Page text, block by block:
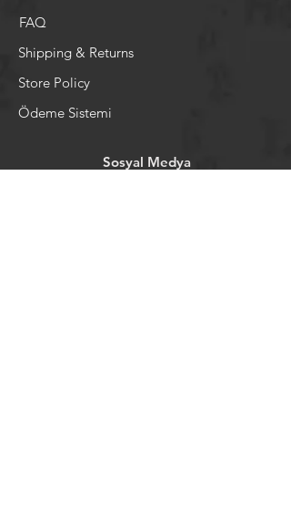
FAQ
Shipping & Returns
Store Policy
Ödeme Sistemi
Sosyal Medya